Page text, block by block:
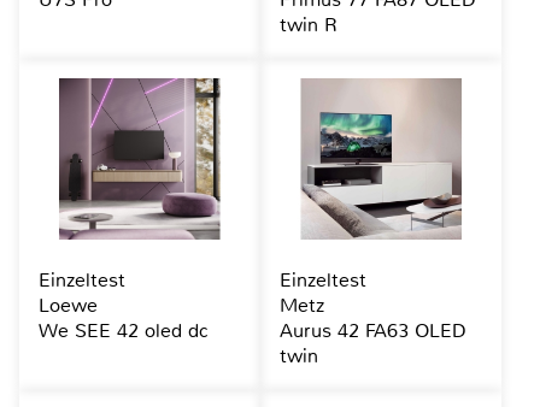
twin R
Einzeltest
Loewe
We SEE 42 oled dc
Einzeltest
Metz
Aurus 42 FA63 OLED
twin